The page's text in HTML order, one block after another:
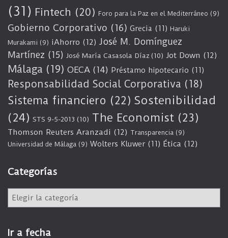
(31) Fintech (20) Foro para la Paz en el Mediterráneo (9)
Gobierno Corporativo (16) Grecia (11) Haruki
Murakami (9) iAhorro (12) José M. Domínguez
Martínez (15) José María Casasola Díaz(10) Jot Down (12)
Málaga (19) OECA (14) Préstamo hipotecario (11)
Responsabilidad Social Corporativa (18)
Sistema financiero (22) Sostenibilidad
(24) STS 9-5-2013 (10) The Economist (23)
Thomson Reuters Aranzadi (12) Transparencia (9)
Universidad de Málaga (9) Wolters Kluwer (11) Ética (12)
Categorías
eIr a fecha